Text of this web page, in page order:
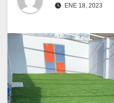
ENE 18, 2023